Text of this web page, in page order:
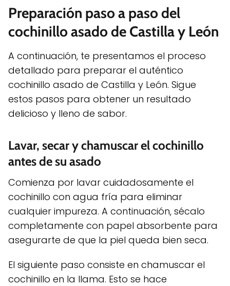
Preparación paso a paso del
cochinillo asado de Castilla y León
A continuación, te presentamos el proceso
detallado para preparar el auténtico
cochinillo asado de Castilla y León. Sigue
estos pasos para obtener un resultado
delicioso y lleno de sabor.
Lavar, secar y chamuscar el cochinillo
antes de su asado
Comienza por lavar cuidadosamente el
cochinillo con agua fría para eliminar
cualquier impureza. A continuación, sécalo
completamente con papel absorbente para
asegurarte de que la piel queda bien seca.
El siguiente paso consiste en chamuscar el
cochinillo en la llama. Esto se hace